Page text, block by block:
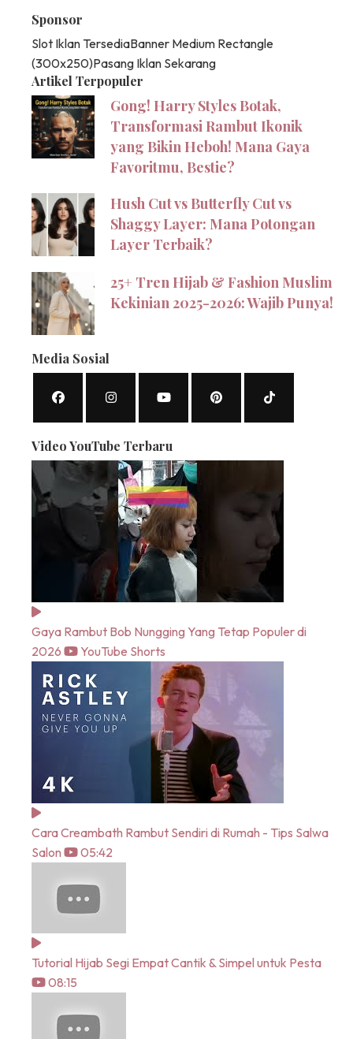
Sponsor
Slot Iklan TersediaBanner Medium Rectangle
(300x250)Pasang Iklan Sekarang
Artikel Terpopuler
Gong! Harry Styles Botak,
Transformasi Rambut Ikonik
yang Bikin Heboh! Mana Gaya
Favoritmu, Bestie?
Hush Cut vs Butterfly Cut vs
Shaggy Layer: Mana Potongan
Layer Terbaik?
25+ Tren Hijab & Fashion Muslim
Kekinian 2025-2026: Wajib Punya!
Media Sosial
Video YouTube Terbaru
Gaya Rambut Bob Nungging Yang Tetap Populer di
2026
YouTube Shorts
Cara Creambath Rambut Sendiri di Rumah - Tips Salwa
Salon
05:42
Tutorial Hijab Segi Empat Cantik & Simpel untuk Pesta
08:15